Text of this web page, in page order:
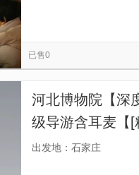
已售0
河北博物院【深
级导游含耳麦【
可代预约门票，
出发地：石家庄